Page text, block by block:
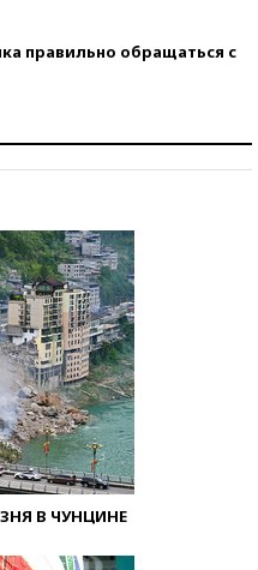
правильно обращаться с
В ЧУНЦИНЕ